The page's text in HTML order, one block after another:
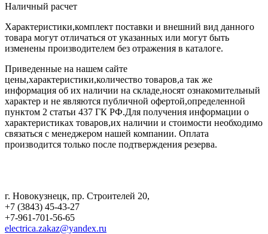
Наличный расчет
Характеристики,комплект поставки и внешний вид данного
товара могут отличаться от указанных или могут быть
изменены производителем без отражения в каталоге.
Приведенные на нашем сайте
цены,характеристики,количество товаров,а так же
информация об их наличии на складе,носят ознакомительный
характер и не являются публичной офертой,определенной
пунктом 2 статьи 437 ГК РФ.Для получения информации о
характеристиках товаров,их наличии и стоимости необходимо
связаться с менеджером нашей компании. Оплата
производится только после подтверждения резерва.
г. Новокузнецк, пр. Строителей 20,
+7 (3843) 45-43-27
+7-961-701-56-65
electrica.zakaz@yandex.ru